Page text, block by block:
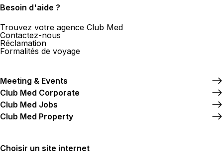
Besoin d'aide ?
Trouvez votre agence Club Med
Contactez-nous
Réclamation
Formalités de voyage
Meeting & Events
Club Med Corporate
Club Med Jobs
Club Med Property
Choisir un site internet